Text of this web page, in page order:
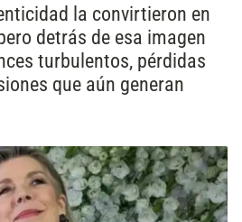
la convirtieron en
detrás de esa imagen
turbulentos, pérdidas
que aún generan